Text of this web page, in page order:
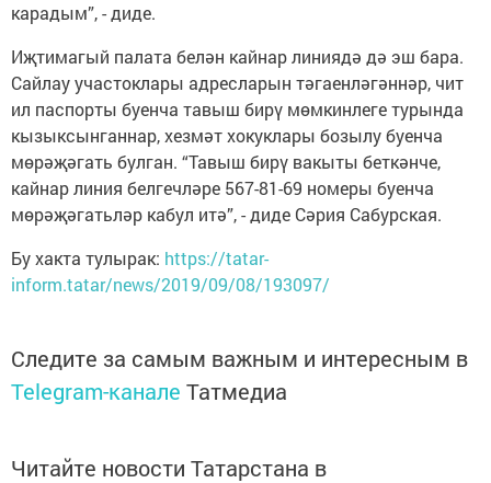
карадым”, - диде.
Иҗтимагый палата белән кайнар линиядә дә эш бара.
Сайлау участоклары адресларын тәгаенләгәннәр, чит
ил паспорты буенча тавыш бирү мөмкинлеге турында
кызыксынганнар, хезмәт хокуклары бозылу буенча
мөрәҗәгать булган. “Тавыш бирү вакыты беткәнче,
кайнар линия белгечләре 567-81-69 номеры буенча
мөрәҗәгатьләр кабул итә”, - диде Сәрия Сабурская.
Бу хакта тулырак: https://tatar-
inform.tatar/news/2019/09/08/193097/
Следите за самым важным и интересным в
Telegram-канале Татмедиа
Читайте новости Татарстана в